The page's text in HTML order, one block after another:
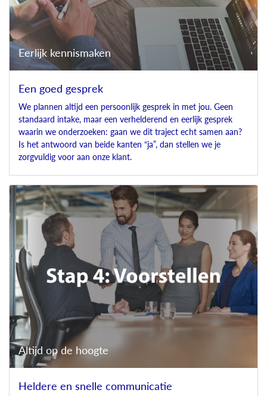
Eerlijk kennismaken
Een goed gesprek
We plannen altijd een persoonlijk gesprek in met jou. Geen
standaard intake, maar een verhelderend en eerlijk gesprek
waarin we onderzoeken: gaan we dit traject echt samen aan?
Is het antwoord van beide kanten “ja”, dan stellen we je
zorgvuldig voor aan onze klant.
Altijd op de hoogte
Heldere en snelle communicatie